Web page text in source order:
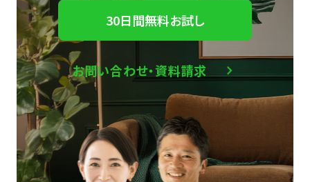
30日間無料お試し
お問い合わせ・資料請求